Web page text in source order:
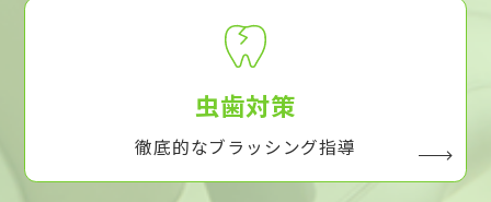
虫歯対策
徹底的なブラッシング指導